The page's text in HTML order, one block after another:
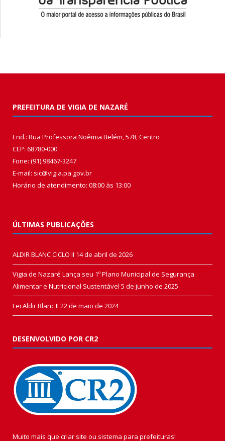
PREFEITURA DE VIGIA DE NAZARÉ
End.: Rua Professora Noêmia Belém, 578, Centro
CEP: 68780-000
Fone: (91) 98467-3247
E-mail: sic@vigia.pa.gov.br
Horário de atendimento: 08:00 às 13:00
ÚLTIMAS PUBLICAÇÕES
ALDIR BLANC CICLO II 14 de abril de 2026
Vigia de Nazaré Lança seu 1º Plano Municipal de Segurança
Alimentar e Nutricional Sustentável 5 de junho de 2025
Lei Aldir Blanc II 22 de maio de 2024
DESENVOLVIDO POR CR2
Muito mais que criar site ou sistema para prefeituras!